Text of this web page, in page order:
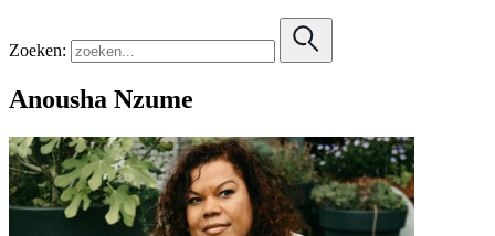
Zoeken:
Anousha Nzume